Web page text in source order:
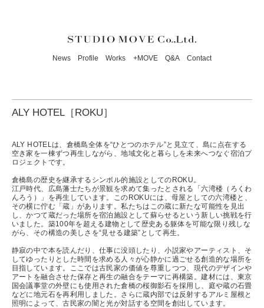
News Profile Works +MOVE Q&A Contact
ALY HOTEL［ROKU］
ALY HOTELは、倉橋島全体を“ひとつのホテル”と見立て、島に点在する
空き家を一棟ずつ再生しながら、地域文化と暮らしを未来へつなぐ宿泊プ
ロジェクトです。
倉橋島の歴史を継承するシンボル的施設としてのROKU。
江戸時代、広島藩士たちが景観を求めて集ったとされる「六湾楼（ろくわ
んろう）」を再生しています。このROKUには、母屋としての六湾楼と、
その横に佇む「蔵」があります。私たちはこの蔵に新たな可能性を見出
し、かつて蔵だった場所を宿泊施設として蘇らせるという新しい挑戦を行
いました。築100年を超える建物として歴史ある躯体を可能な限り残しな
がら、その構造の美しさを“見せる建築”として再生。
静寂の中で本を読んだり、仕事に没頭したり、小説家やアーティスト、そ
してゆったりとした時間を求める人々が心静かに過ごせる創造的な場所を
目指しています。ここでは古民家の価値を尊重しつつ、現代のデザインや
アートを融合させた保存と再生の融合をテーマに再構築。建材には、東京
国会議事堂の外壁にも使用された倉橋の桜御影石を採用し、庭や蔵の石畳
などに地元石を再利用しました。さらに蔵内部では反射するアルミ屋根と
照明によって、古民家の闇と光が対話する空間を創出しています。